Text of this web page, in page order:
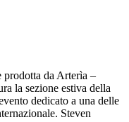
da Arterìa –
la sezione estiva della
dedicato a una delle
Steven